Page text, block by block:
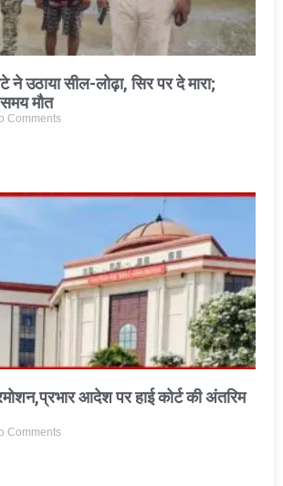
ने उठाया सील-लोढ़ा, सिर पर दे मारा;
मौत
Comments
आदेश पर हाई कोर्ट की अंतरिम
Comments